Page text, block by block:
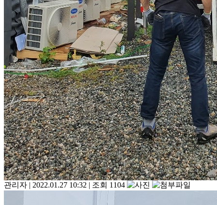
관리자 | 2022.01.27 10:32 | 조회 1104